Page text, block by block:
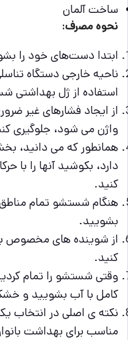
ساخت آلمان
نحوه مصرف:
ابتدا دست‌های خود را
ناحیه خارجی دستگاه
استفاده از ژل بهداشتی
از ایجاد فشارهای غیر
واژن می شود، جلوگیری
همانطور که می دانید،
دارد، بکوشید آنها را با
کنید.
هنگام شستشو تمام مناطق
بشویید.
از شوینده های مخصوص
کنید.
وقتی شستشو را تمام
کامل با آب بشویید و
نکته ی اصلی در
مناسب برای بهداشت